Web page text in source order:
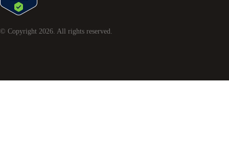
© Copyright 2026. All rights reserved.